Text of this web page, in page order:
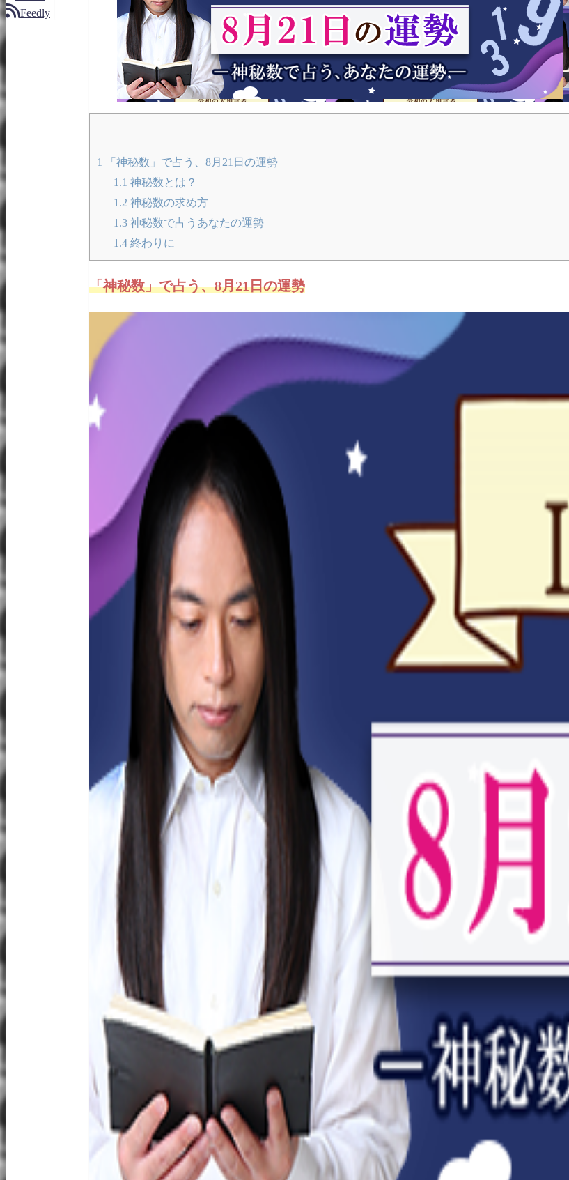
Feedly
1
「神秘数」で占う、8月21日の運勢
1.1 神秘数とは？
1.2 神秘数の求め方
1.3 神秘数で占うあなたの運勢
1.4 終わりに
「神秘数」で占う、8月21日の運勢